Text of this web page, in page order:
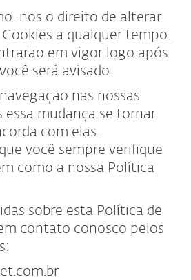
nos o direito de alterar
a qualquer tempo.
em vigor logo após
será avisado.
nas nossas
essa mudança se tornar
com elas.
você sempre verifique
como a nossa Política
sobre esta Política de
contato conosco pelos